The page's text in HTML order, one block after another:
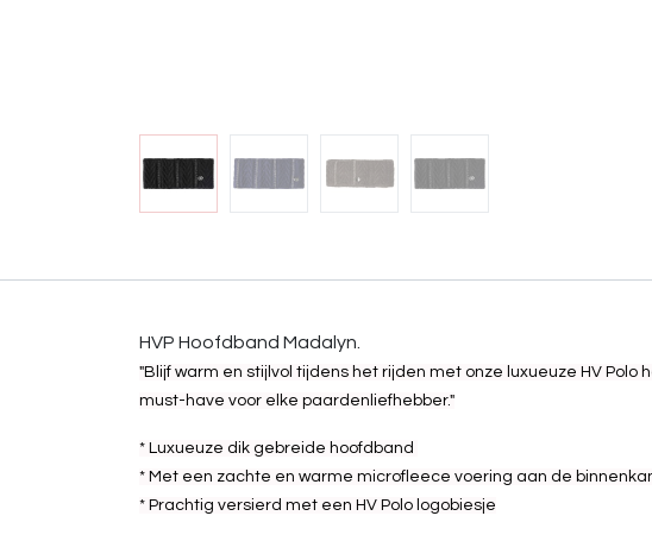
HVP Hoofdband Madalyn.
"Blijf warm en stijlvol tijdens het rijden met onze luxueuze HV
must-have voor elke paardenliefhebber."
* Luxueuze dik gebreide hoofdband
* Met een zachte en warme microfleece voering aan de
* Prachtig versierd met een HV Polo logobiesje